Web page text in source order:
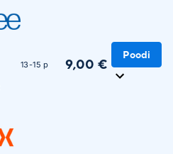
13-15 p 9,00 €
Poodi